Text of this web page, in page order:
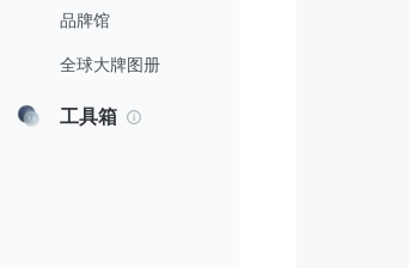
品牌馆
全球大牌图册
工具箱